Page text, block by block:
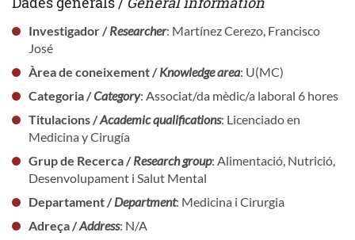
Investigador /Researcher: Martínez Cerezo, Francisco
José
Àrea de coneixement /Knowledge area: U(MC)
Categoria /Category: Associat/da mèdic/a laboral 6 hores
Titulacions /Academic qualifications: Licenciado en
Medicina y Cirugía
Grup de Recerca /Research group: Alimentació, Nutrició,
Desenvolupament i Salut Mental
Departament /Department: Medicina i Cirurgia
Adreça /Address: N/A